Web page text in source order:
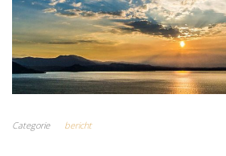
Categorie bericht